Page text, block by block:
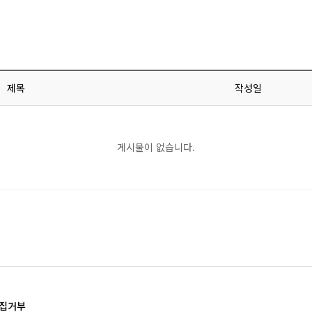
부유물질 측정기
제목 작성일
게시물이 없습니다.
거부